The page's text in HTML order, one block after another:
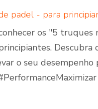
os "5
Descubra
o seu desempenho